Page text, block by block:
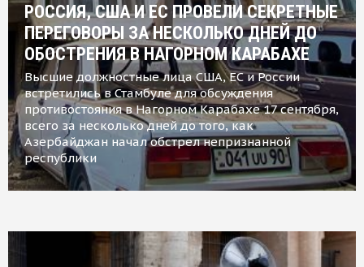
РОССИЯ, США И ЕС ПРОВЕЛИ СЕКРЕТНЫЕ
ПЕРЕГОВОРЫ ЗА НЕСКОЛЬКО ДНЕЙ ДО
ОБОСТРЕНИЯ В НАГОРНОМ КАРАБАХЕ
Высшие должностные лица США, ЕС и России
встретились в Стамбуле для обсуждения
противостояния в Нагорном Карабахе 17 сентября,
всего за несколько дней до того, как
Азербайджан начал обстрел непризнанной
республики